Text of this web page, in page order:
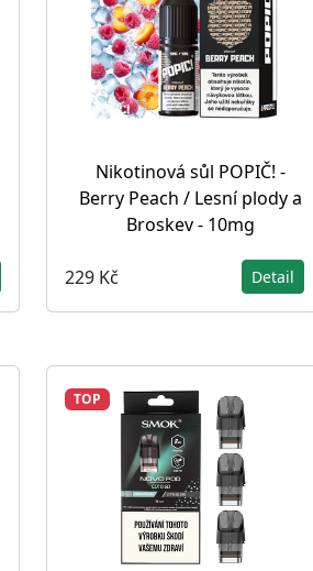
Nikotinová sůl POPIČ! -
Berry Peach / Lesní plody a
Broskev - 10mg
229 Kč Detail
TOP